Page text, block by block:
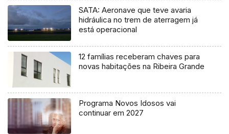
SATA: Aeronave que teve avaria
hidráulica no trem de aterragem já
está operacional
12 famílias receberam chaves para
novas habitações na Ribeira Grande
Programa Novos Idosos vai
continuar em 2027